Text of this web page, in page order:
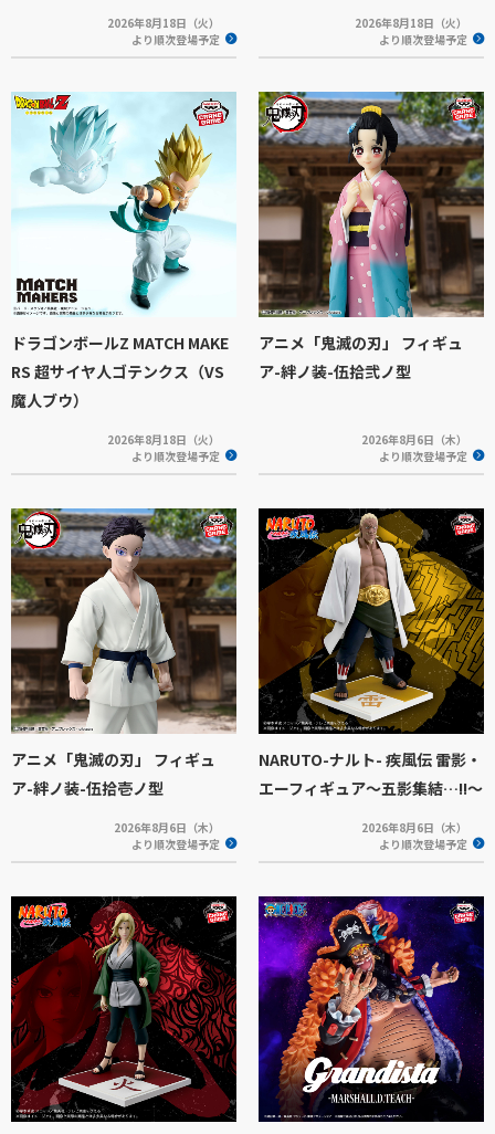
2026年8月18日（火）
より順次登場予定
2026年8月18日（火）
より順次登場予定
ドラゴンボールZ MATCH MAKE
RS 超サイヤ人ゴテンクス（VS
魔人ブウ）
2026年8月18日（火）
より順次登場予定
アニメ「鬼滅の刃」 フィギュ
ア-絆ノ装-伍拾弐ノ型
2026年8月6日（木）
より順次登場予定
アニメ「鬼滅の刃」 フィギュ
ア-絆ノ装-伍拾壱ノ型
2026年8月6日（木）
より順次登場予定
NARUTO-ナルト- 疾風伝 雷影・
エーフィギュア～五影集結…!!～
2026年8月6日（木）
より順次登場予定